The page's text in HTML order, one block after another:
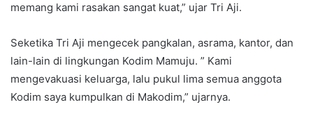
memang kami rasakan sangat kuat,” ujar Tri Aji.
Seketika Tri Aji mengecek pangkalan, asrama, kantor, dan
lain-lain di lingkungan Kodim Mamuju. ” Kami
mengevakuasi keluarga, lalu pukul lima semua anggota
Kodim saya kumpulkan di Makodim,” ujarnya.